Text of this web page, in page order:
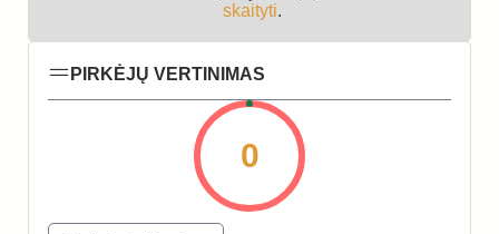
skaityti.
PIRKĖJŲ VERTINIMAS
0